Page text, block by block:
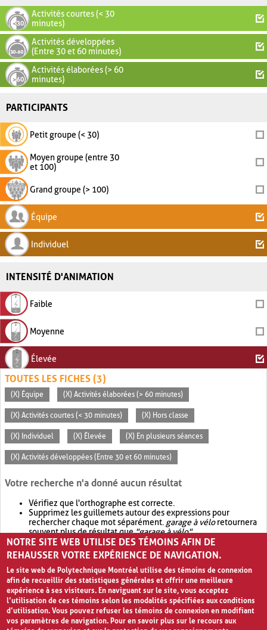
Activités courtes (< 30
minutes)
Activités développées
(Entre 30 et 60 minutes)
Activités élaborées (> 60
minutes)
PARTICIPANTS
Petit groupe (< 30)
Moyen groupe (entre 30
et 100)
Grand groupe (> 100)
Équipe
Individuel
INTENSITÉ D'ANIMATION
Faible
Moyenne
Élevée
TOUTES LES FICHES (3)
(X) Équipe (X) Activités élaborées (> 60 minutes)
(X) Activités courtes (< 30 minutes) (X) Hors classe
(X) Individuel (X) Élevée (X) En plusieurs séances
(X) Activités développées (Entre 30 et 60 minutes)
Votre recherche n'a donné aucun résultat
Vérifiez que l'orthographe est correcte.
Supprimez les guillemets autour des expressions pour
rechercher chaque mot séparément. garage à véloretournera
souvent plus de résultat que"garage à vélo".
Envisagez d'élargir votre recherche avec OR.garage OR vélo
retournera souvent plus de résultat quegarage à vélo
NOTRE SITE WEB UTILISE DES TÉMOINS AFIN DE
REHAUSSER VOTRE EXPÉRIENCE DE NAVIGATION.
Le site web de Polytechnique Montréal utilise des témoins de connexion
afin de recueillir des statistiques générales et offrir une meilleure
expérience à ses visiteurs. En naviguant sur le site, vous acceptez
l’utilisation de ces témoins selon les modalités spécifiées aux conditions
d’utilisation. Vous pouvez refuser les témoins de connexion en modifiant
vos paramètres de navigation. Pour en savoir plus sur le recours aux